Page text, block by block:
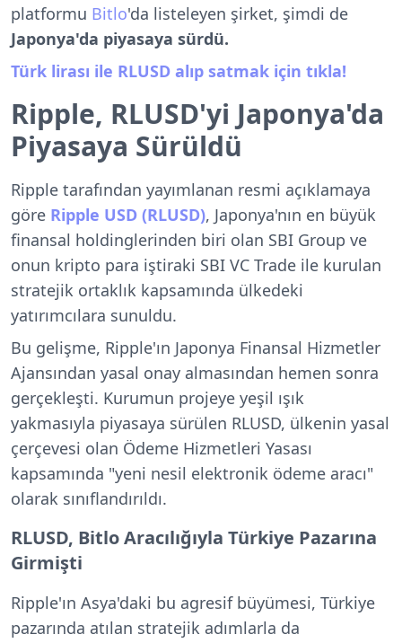
platformu Bitlo'da listeleyen şirket, şimdi de
Japonya'da piyasaya sürdü.
Türk lirası ile RLUSD alıp satmak için tıkla!
Ripple, RLUSD'yi Japonya'da
Piyasaya Sürüldü
Ripple tarafından yayımlanan resmi açıklamaya
göre Ripple USD (RLUSD), Japonya'nın en büyük
finansal holdinglerinden biri olan SBI Group ve
onun kripto para iştiraki SBI VC Trade ile kurulan
stratejik ortaklık kapsamında ülkedeki
yatırımcılara sunuldu.
Bu gelişme, Ripple'ın Japonya Finansal Hizmetler
Ajansından yasal onay almasından hemen sonra
gerçekleşti. Kurumun projeye yeşil ışık
yakmasıyla piyasaya sürülen RLUSD, ülkenin yasal
çerçevesi olan Ödeme Hizmetleri Yasası
kapsamında "yeni nesil elektronik ödeme aracı"
olarak sınıflandırıldı.
RLUSD, Bitlo Aracılığıyla Türkiye Pazarına
Girmişti
Ripple'ın Asya'daki bu agresif büyümesi, Türkiye
pazarında atılan stratejik adımlarla da